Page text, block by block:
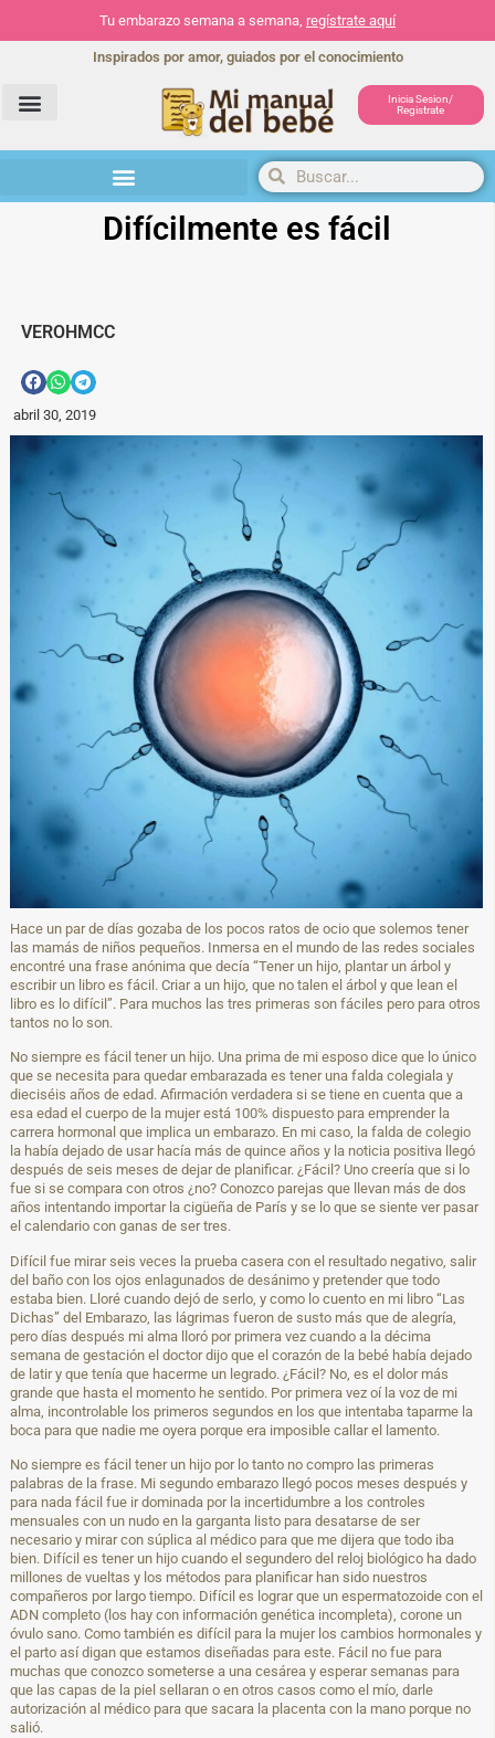
Tu embarazo semana a semana, regístrate aquí
Inspirados por amor, guiados por el conocimiento
Inicia Sesion/
Registrate
Difícilmente es fácil
VEROHMCC
abril 30, 2019
Hace un par de días gozaba de los pocos ratos de ocio que solemos tener
las mamás de niños pequeños. Inmersa en el mundo de las redes sociales
encontré una frase anónima que decía “Tener un hijo, plantar un árbol y
escribir un libro es fácil. Criar a un hijo, que no talen el árbol y que lean el
libro es lo difícil”. Para muchos las tres primeras son fáciles pero para otros
tantos no lo son.
No siempre es fácil tener un hijo. Una prima de mi esposo dice que lo único
que se necesita para quedar embarazada es tener una falda colegiala y
dieciséis años de edad. Afirmación verdadera si se tiene en cuenta que a
esa edad el cuerpo de la mujer está 100% dispuesto para emprender la
carrera hormonal que implica un embarazo. En mi caso, la falda de colegio
la había dejado de usar hacía más de quince años y la noticia positiva llegó
después de seis meses de dejar de planificar. ¿Fácil? Uno creería que si lo
fue si se compara con otros ¿no? Conozco parejas que llevan más de dos
años intentando importar la cigüeña de París y se lo que se siente ver pasar
el calendario con ganas de ser tres.
Difícil fue mirar seis veces la prueba casera con el resultado negativo, salir
del baño con los ojos enlagunados de desánimo y pretender que todo
estaba bien. Lloré cuando dejó de serlo, y como lo cuento en mi libro “Las
Dichas” del Embarazo, las lágrimas fueron de susto más que de alegría,
pero días después mi alma lloró por primera vez cuando a la décima
semana de gestación el doctor dijo que el corazón de la bebé había dejado
de latir y que tenía que hacerme un legrado. ¿Fácil? No, es el dolor más
grande que hasta el momento he sentido. Por primera vez oí la voz de mi
alma, incontrolable los primeros segundos en los que intentaba taparme la
boca para que nadie me oyera porque era imposible callar el lamento.
No siempre es fácil tener un hijo por lo tanto no compro las primeras
palabras de la frase. Mi segundo embarazo llegó pocos meses después y
para nada fácil fue ir dominada por la incertidumbre a los controles
mensuales con un nudo en la garganta listo para desatarse de ser
necesario y mirar con súplica al médico para que me dijera que todo iba
bien. Difícil es tener un hijo cuando el segundero del reloj biológico ha dado
millones de vueltas y los métodos para planificar han sido nuestros
compañeros por largo tiempo. Difícil es lograr que un espermatozoide con el
ADN completo (los hay con información genética incompleta), corone un
óvulo sano. Como también es difícil para la mujer los cambios hormonales y
el parto así digan que estamos diseñadas para este. Fácil no fue para
muchas que conozco someterse a una cesárea y esperar semanas para
que las capas de la piel sellaran o en otros casos como el mío, darle
autorización al médico para que sacara la placenta con la mano porque no
salió.